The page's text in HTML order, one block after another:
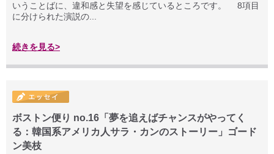
いうことばに、違和感と失望を感じているところです。 8項目
に分けられた演説の...
続きを見る>
ボストン便り no.16「夢を追えばチャンスがやってく
る：韓国系アメリカ人サラ・カンのストーリー」ゴード
ン美枝